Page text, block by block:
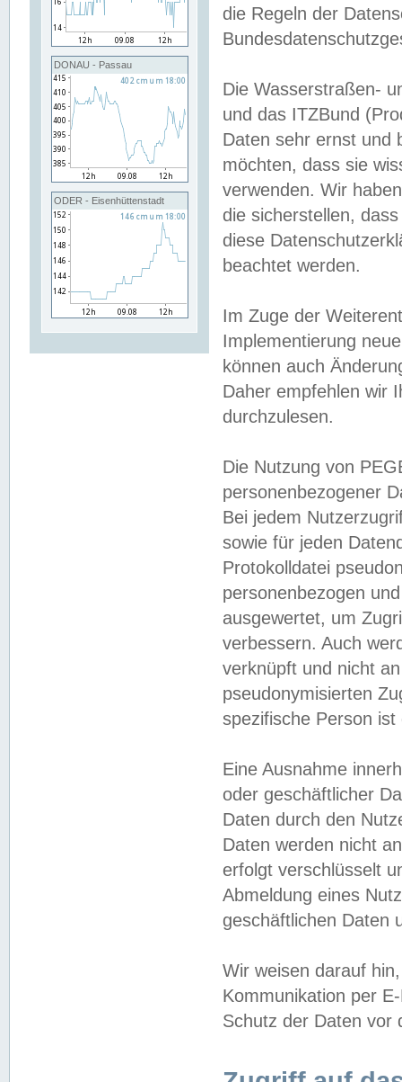
DONAU - Passau
ODER - Eisenhüttenstadt
die Regeln der
Die Wasserstraßen-
und das ITZBund
Daten sehr ernst und
möchten, dass sie
verwenden. Wir
die sicherstellen,
diese
beachtet werden.
Im Zuge der
Implementierung
können auch
Daher empfehlen wir
durchzulesen.
Die Nutzung von
personenbezogener
Bei jedem
sowie für jeden
Protokolldatei
personenbezogen
ausgewertet, um
verbessern. Auch
verknüpft und nicht
pseudonymisierten
spezifische Person
Eine Ausnahme
oder geschäftlicher
Daten durch den
Daten werden nicht
erfolgt verschlüsselt
Abmeldung eines
geschäftlichen Daten
Wir weisen darauf
Kommunikation per
Schutz der Daten vor